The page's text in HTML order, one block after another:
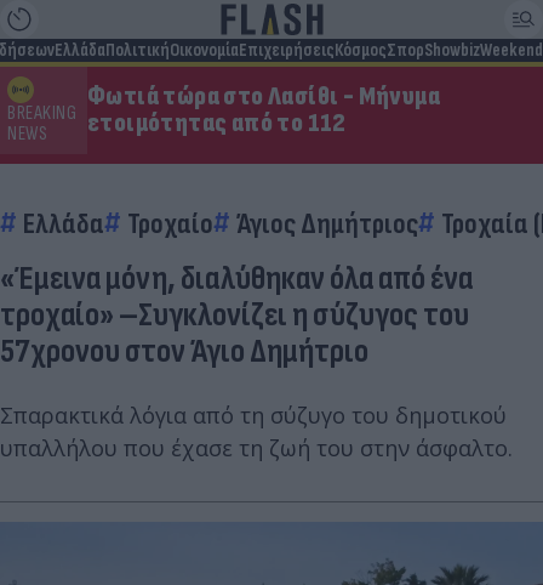
ΕλλάδαΠολιτικήΟικονομίαΕπιχειρήσειςΚόσμοςΣπορShowbizWeekend
BREAKING
NEWS
Φωτιά τώρα στο Λασίθι - Μήνυμα
ετοιμότητας από το 112
Ελλάδα Τροχαίο Άγιος Δημήτριος Τροχαία
«Έμεινα μόνη, διαλύθηκαν όλα από ένα
τροχαίο» –Συγκλονίζει η σύζυγος του
57χρονου στον Άγιο Δημήτριο
Σπαρακτικά λόγια από τη σύζυγο του δημοτικού
υπαλλήλου που έχασε τη ζωή του στην άσφαλτο.